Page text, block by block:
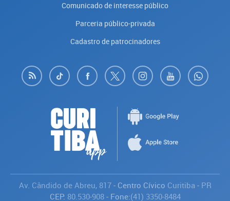
Comunicado de interesse público
Parceria público-privada
Cadastro de patrocinadores
Av. Cândido de Abreu, 817- Centro Cívico Curitiba- PR
CEP: 80.530-908- Fone:(41) 3350-8484